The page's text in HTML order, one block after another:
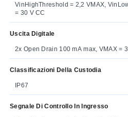
VinHighThreshold = 2,2 VMAX,
= 30 V CC
Uscita Digitale
2x Open Drain 100 mA max, VMAX =
Classificazioni Della Custodia
IP67
Segnale Di Controllo In Ingresso